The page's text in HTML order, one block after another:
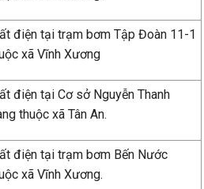
điện tại trạm bơm Tập Đoàn 11-1
xã Vĩnh Xương
điện tại Cơ sở Nguyễn Thanh
thuộc xã Tân An.
điện tại trạm bơm Bến Nước
xã Vĩnh Xương.